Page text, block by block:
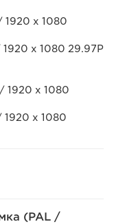
1920 x 1080
x 1080 29.97P
1920 x 1080
1920 x 1080
(PAL /